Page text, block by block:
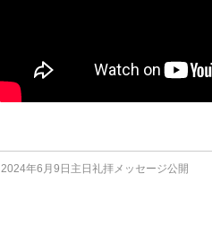
2024年6月9日主日礼拝メッセージ公開